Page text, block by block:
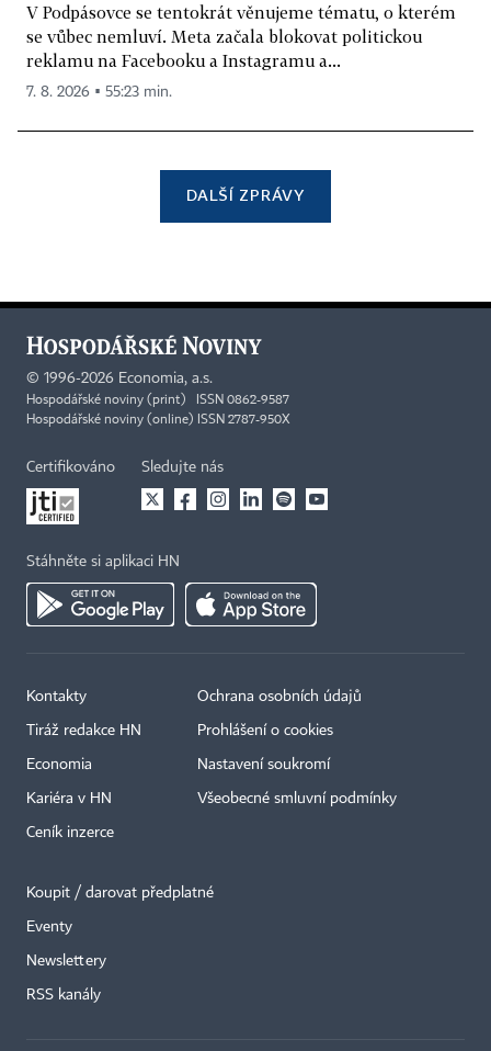
V Podpásovce se tentokrát věnujeme tématu, o kterém
se vůbec nemluví. Meta začala blokovat politickou
reklamu na Facebooku a Instagramu a...
7. 8. 2026 ▪ 55:23 min.
DALŠÍ ZPRÁVY
© 1996-2026 Economia, a.s.
Hospodářské noviny (print) ISSN 0862-9587
Hospodářské noviny (online) ISSN 2787-950X
Certifikováno Sledujte nás
Stáhněte si aplikaci HN
Kontakty
Tiráž redakce HN
Economia
Kariéra v HN
Ceník inzerce
Ochrana osobních údajů
Prohlášení o cookies
Nastavení soukromí
Všeobecné smluvní podmínky
Koupit / darovat předplatné
Eventy
Newslettery
RSS kanály